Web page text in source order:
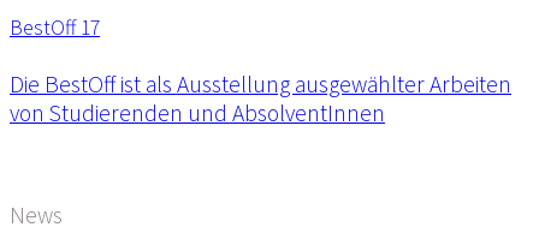
BestOff 17
Die BestOff ist als Ausstellung ausgewählter Arbeiten
von Studierenden und AbsolventInnen
News